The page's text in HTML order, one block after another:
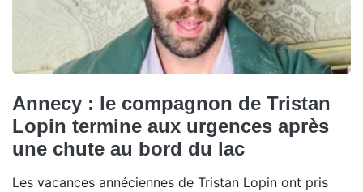
Annecy : le compagnon de Tristan
Lopin termine aux urgences après
une chute au bord du lac
Les vacances annéciennes de Tristan Lopin ont pris